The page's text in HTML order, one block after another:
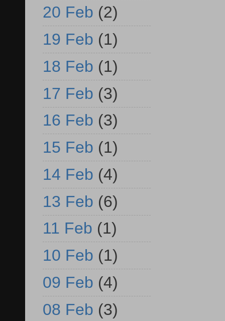
20 Feb (2)
19 Feb (1)
18 Feb (1)
17 Feb (3)
16 Feb (3)
15 Feb (1)
14 Feb (4)
13 Feb (6)
11 Feb (1)
10 Feb (1)
09 Feb (4)
08 Feb (3)